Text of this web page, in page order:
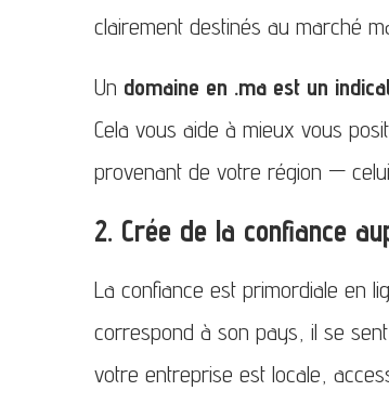
clairement destinés au marché
Un domaine en .ma est un
Cela vous aide à mieux vous
provenant de votre région —
2. Crée de la confiance
La confiance est primordiale en
correspond à son pays, il se
votre entreprise est locale,